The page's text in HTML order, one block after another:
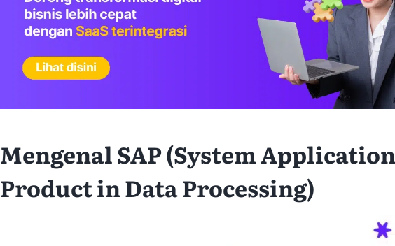
Mengenal SAP (System
Product in Data Processing)